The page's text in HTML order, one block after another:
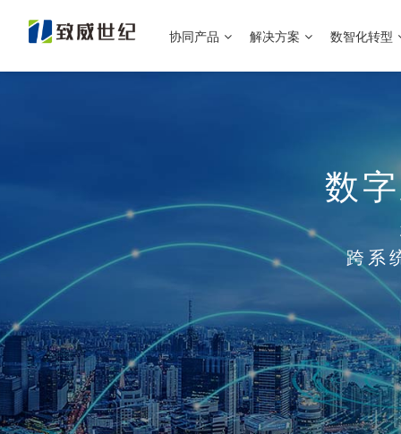
协同产品 解决方案 数智化转型
数
跨系